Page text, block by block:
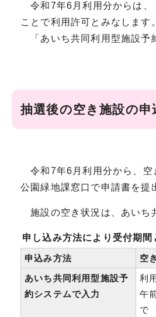
令和7年6月利用分からは、
ことで利用許可とみなします
「あいち共同利用型施設予
抽選後の空き施設の申
令和7年6月利用分から、空
公園緑地課窓口で申請書を提
施設の空き状況は、あいち
申し込み方法により受付期間
申込み方法 空
あいち共同利用型施設予
約システムで入力
利
午
で